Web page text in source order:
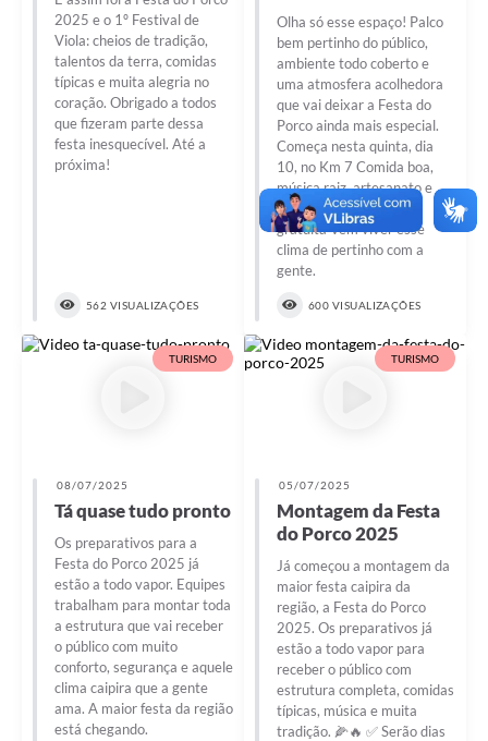
2025 e o 1º Festival de
Viola: cheios de tradição,
talentos da terra, comidas
típicas e muita alegria no
coração. Obrigado a todos
que fizeram parte dessa
festa inesquecível. Até a
próxima!
562 VISUALIZAÇÕES
Olha só esse espaço! Palco
bem pertinho do público,
ambiente todo coberto e
uma atmosfera acolhedora
que vai deixar a Festa do
Porco ainda mais especial.
Começa nesta quinta, dia
10, no Km 7 Comida boa,
música raiz, artesanato e
muita tradição Entrada
gratuita Vem viver esse
clima de pertinho com a
gente.
600 VISUALIZAÇÕES
TURISMO
08/07/2025
Tá quase tudo pronto
Os preparativos para a
Festa do Porco 2025 já
estão a todo vapor. Equipes
trabalham para montar toda
a estrutura que vai receber
o público com muito
conforto, segurança e aquele
clima caipira que a gente
ama. A maior festa da região
está chegando.
TURISMO
05/07/2025
Montagem da Festa
do Porco 2025
Já começou a montagem da
maior festa caipira da
região, a Festa do Porco
2025. Os preparativos já
estão a todo vapor para
receber o público com
estrutura completa, comidas
típicas, música e muita
tradição. 🌽🔥 ✅ Serão dias